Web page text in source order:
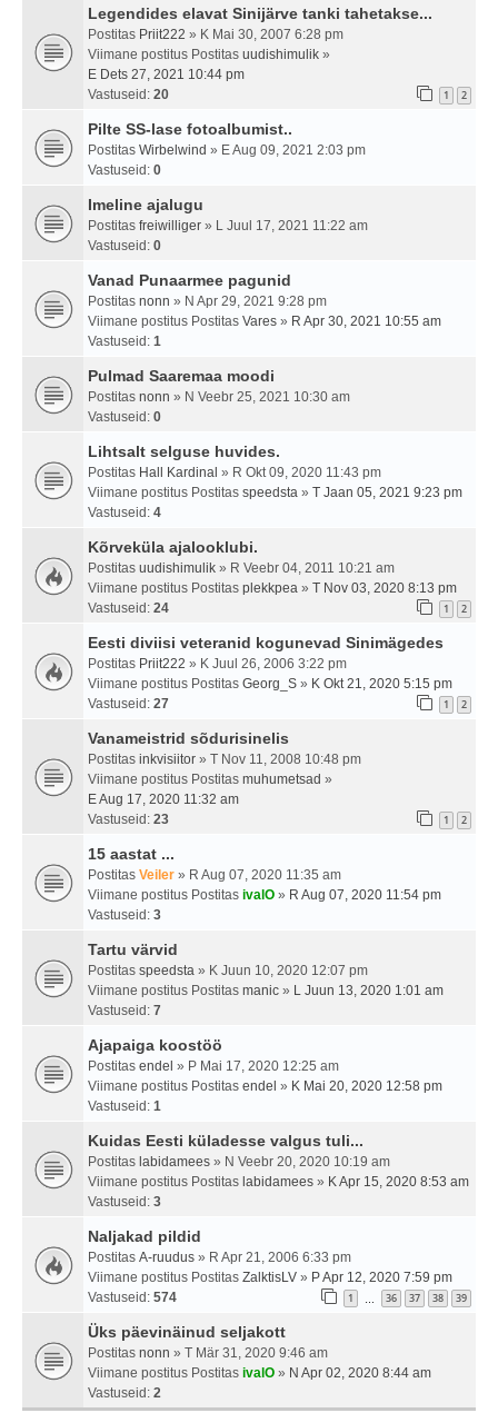
Legendides elavat Sinijärve tanki tahetakse...
Postitas Priit222 » K Mai 30, 2007 6:28 pm
Viimane postitus Postitas uudishimulik »
E Dets 27, 2021 10:44 pm
Vastuseid: 20 1 2
Pilte SS-lase fotoalbumist..
Postitas Wirbelwind » E Aug 09, 2021 2:03 pm
Vastuseid: 0
Imeline ajalugu
Postitas freiwilliger » L Juul 17, 2021 11:22 am
Vastuseid: 0
Vanad Punaarmee pagunid
Postitas nonn » N Apr 29, 2021 9:28 pm
Viimane postitus Postitas Vares » R Apr 30, 2021 10:55 am
Vastuseid: 1
Pulmad Saaremaa moodi
Postitas nonn » N Veebr 25, 2021 10:30 am
Vastuseid: 0
Lihtsalt selguse huvides.
Postitas Hall Kardinal » R Okt 09, 2020 11:43 pm
Viimane postitus Postitas speedsta » T Jaan 05, 2021 9:23 pm
Vastuseid: 4
Kõrveküla ajalooklubi.
Postitas uudishimulik » R Veebr 04, 2011 10:21 am
Viimane postitus Postitas plekkpea » T Nov 03, 2020 8:13 pm
Vastuseid: 24 1 2
Eesti diviisi veteranid kogunevad Sinimägedes
Postitas Priit222 » K Juul 26, 2006 3:22 pm
Viimane postitus Postitas Georg_S » K Okt 21, 2020 5:15 pm
Vastuseid: 27 1 2
Vanameistrid sõdurisinelis
Postitas inkvisiitor » T Nov 11, 2008 10:48 pm
Viimane postitus Postitas muhumetsad »
E Aug 17, 2020 11:32 am
Vastuseid: 23 1 2
15 aastat ...
Postitas Veiler » R Aug 07, 2020 11:35 am
Viimane postitus Postitas ivalO » R Aug 07, 2020 11:54 pm
Vastuseid: 3
Tartu värvid
Postitas speedsta » K Juun 10, 2020 12:07 pm
Viimane postitus Postitas manic » L Juun 13, 2020 1:01 am
Vastuseid: 7
Ajapaiga koostöö
Postitas endel » P Mai 17, 2020 12:25 am
Viimane postitus Postitas endel » K Mai 20, 2020 12:58 pm
Vastuseid: 1
Kuidas Eesti küladesse valgus tuli...
Postitas labidamees » N Veebr 20, 2020 10:19 am
Viimane postitus Postitas labidamees » K Apr 15, 2020 8:53 am
Vastuseid: 3
Naljakad pildid
Postitas A-ruudus » R Apr 21, 2006 6:33 pm
Viimane postitus Postitas ZalktisLV » P Apr 12, 2020 7:59 pm
Vastuseid: 574 1 36 37 38 39
Üks päevinäinud seljakott
Postitas nonn » T Mär 31, 2020 9:46 am
Viimane postitus Postitas ivalO » N Apr 02, 2020 8:44 am
Vastuseid: 2